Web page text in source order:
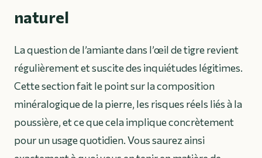
naturel
La question de l’amiante dans l’œil de tigre revient
régulièrement et suscite des inquiétudes légitimes.
Cette section fait le point sur la composition
minéralogique de la pierre, les risques réels liés à la
poussière, et ce que cela implique concrètement
pour un usage quotidien. Vous saurez ainsi